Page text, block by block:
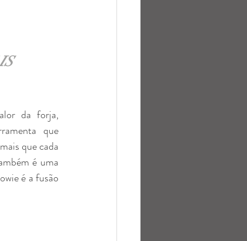
da forja,
que
que cada
é uma
é a fusão